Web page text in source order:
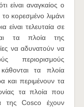
είναι αναγκαίος ο
κορεσμένο λιμάνι
είναι τελευταία σε
τα πλοία της
να αδυνατούν να
περιορισμούς
τα πλοία
και περιμένουν τα
τα πλοία που
της Cosco έχουν